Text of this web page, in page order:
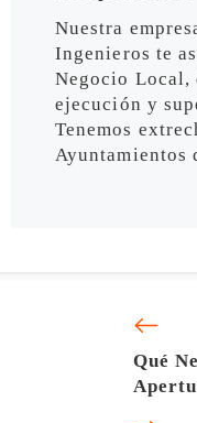
Nuestra
Ingenieros te
Negocio Local,
ejecución y
Tenemos
Ayuntamientos
Qué